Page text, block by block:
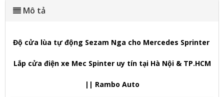
Mô tả
Độ cửa lùa tự động Sezam Nga cho Mercedes Sprinter
Lắp cửa điện xe Mec Spinter uy tín tại Hà Nội & TP.HCM
|| Rambo Auto